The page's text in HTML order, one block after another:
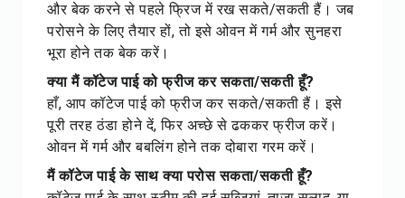
और बेक करने से पहले फ्रिज में रख सकते/सकती हैं। जब
परोसने के लिए तैयार हों, तो इसे ओवन में गर्म और सुनहरा
भूरा होने तक बेक करें।
क्या मैं कॉटेज पाई को फ्रीज कर सकता/सकती हूँ?
हाँ, आप कॉटेज पाई को फ्रीज कर सकते/सकती हैं। इसे
पूरी तरह ठंडा होने दें, फिर अच्छे से ढककर फ्रीज करें।
ओवन में गर्म और बबलिंग होने तक दोबारा गरम करें।
मैं कॉटेज पाई के साथ क्या परोस सकता/सकती हूँ?